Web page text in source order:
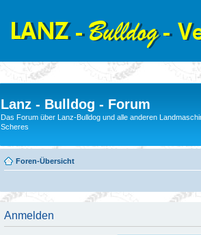
Lanz - Bulldog - Forum
Das Forum über Lanz-Bulldog und alle anderen
Scheres
Foren-Übersicht
Anmelden